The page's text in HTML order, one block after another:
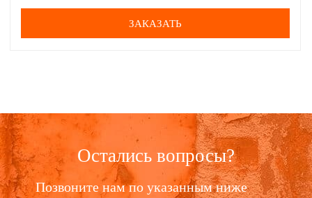
ЗАКАЗАТЬ
Остались вопросы?
Позвоните нам по указанным ниже